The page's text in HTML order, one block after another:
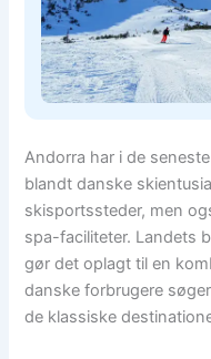
Andorra har i de
blandt danske
skisportssteder, men
spa-faciliteter. Landets
gør det oplagt til en
danske forbrugere
de klassiske